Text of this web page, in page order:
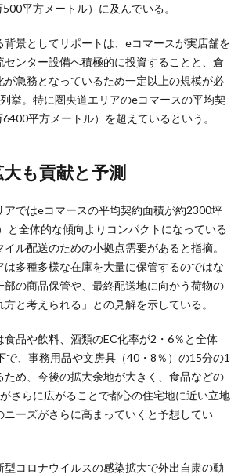
平方メートル）に及んでいる。
景としてリポートは、eコマースが実店舗を
ンター設備へ積極的に投資することと、倉
が急務となっているため一定以上の規模が必
挙。特に圏央道エリアのeコマースの平均契
平方メートル）を超えているという。
大も貢献と予測
アではeコマースの平均契約面積が約2300坪
と全体的な傾向よりコンパクトになっている
ル配送のための小拠点需要があると指摘。
は多種多様な在庫を大量に保管するのではな
部の商品保管や、最終配送地に向かう荷物の
と考えられる」との見解を示している。
品や飲料、酒類のEC化率が2・6％と全体
で、事務用品や文房具（40・8％）の15分の1
ため、今後の拡大余地が大きく、食品などの
さらに広がることで都心の住宅地に近い立地
ニーズがさらに高まっていくと予想してい
コロナウイルスの感染拡大で外出自粛の動